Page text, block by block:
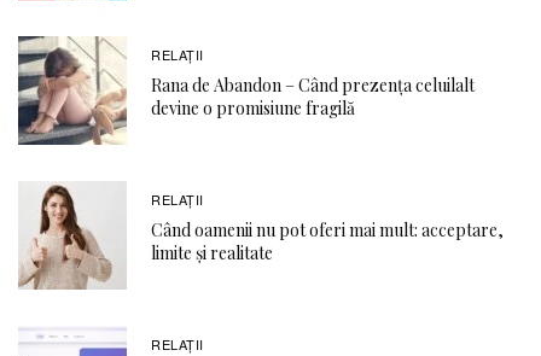
RELAŢII
Rana de Abandon – Când prezența celuilalt
devine o promisiune fragilă
RELAŢII
Când oamenii nu pot oferi mai mult: acceptare,
limite și realitate
RELAŢII